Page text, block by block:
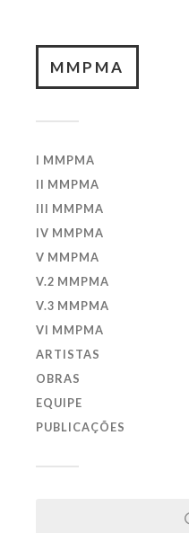
MMPMA
I MMPMA
II MMPMA
III MMPMA
IV MMPMA
V MMPMA
V.2 MMPMA
V.3 MMPMA
VI MMPMA
ARTISTAS
OBRAS
EQUIPE
PUBLICAÇÕES